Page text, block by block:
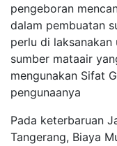
pengeboran
dalam pembuatan
perlu di
sumber mataair
mengunakan Sifat
pengunaanya
Pada keterbaruan
Tangerang, Biaya